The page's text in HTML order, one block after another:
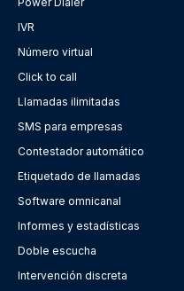
IVR
Número virtual
Click to call
Llamadas ilimitadas
SMS para empresas
Contestador automático
Etiquetado de llamadas
Software omnicanal
Informes y estadísticas
Doble escucha
Intervención discreta